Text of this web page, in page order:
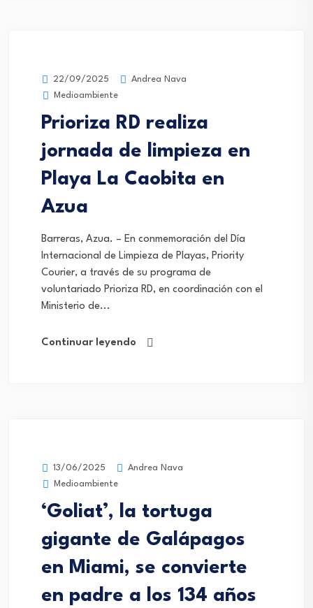
22/09/2025
Andrea Nava
Medioambiente
Prioriza RD realiza
jornada de limpieza en
Playa La Caobita en
Azua
Barreras, Azua. – En conmemoración del Día
Internacional de Limpieza de Playas, Priority
Courier, a través de su programa de
voluntariado Prioriza RD, en coordinación con el
Ministerio de...
Continuar leyendo
13/06/2025
Andrea Nava
Medioambiente
‘Goliat’, la tortuga
gigante de Galápagos
en Miami, se convierte
en padre a los 134 años